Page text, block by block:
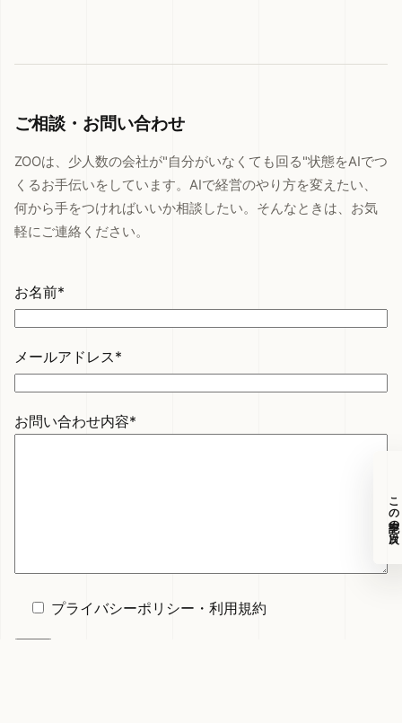
ご相談・お問い合わせ
ZOOは、少人数の会社が"自分がいなくても回る"状態をAIでつ
くるお手伝いをしています。AIで経営のやり方を変えたい、
何から手をつければいいか相談したい。そんなときは、お気
軽にご連絡ください。
お名前*
メールアドレス*
お問い合わせ内容*
プライバシーポリシー ・ 利用規約
この記事の目次